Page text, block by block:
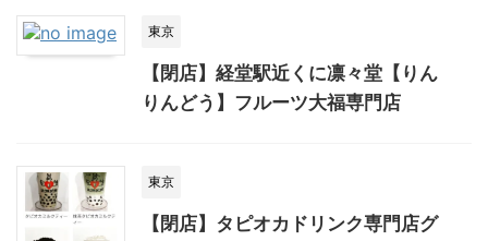
東京
【閉店】経堂駅近くに凛々堂【りん
りんどう】フルーツ大福専門店
東京
【閉店】タピオカドリンク専門店グ